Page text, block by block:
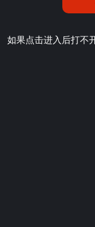
如果点击进入后打不